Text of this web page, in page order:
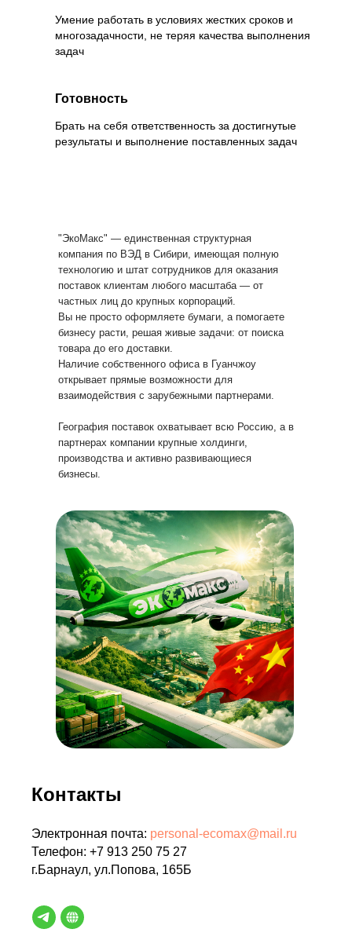
Умение работать в условиях жестких сроков и
многозадачности, не теряя качества выполнения
задач
Готовность
Брать на себя ответственность за достигнутые
результаты и выполнение поставленных задач
"ЭкоМакс" — единственная структурная
компания по ВЭД в Сибири, имеющая полную
технологию и штат сотрудников для оказания
поставок клиентам любого масштаба — от
частных лиц до крупных корпораций.
Вы не просто оформляете бумаги, а помогаете
бизнесу расти, решая живые задачи: от поиска
товара до его доставки.
Наличие собственного офиса в Гуанчжоу
открывает прямые возможности для
взаимодействия с зарубежными партнерами.
География поставок охватывает всю Россию, а в
партнерах компании крупные холдинги,
производства и активно развивающиеся
бизнесы.
Контакты
Электронная почта: personal-ecomax@mail.ru
Телефон: +7 913 250 75 27
г.Барнаул, ул.Попова, 165Б